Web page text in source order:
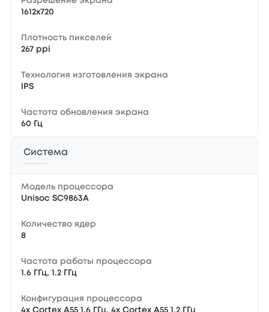
1612x720
Плотность пикселей
267 ppi
Технология изготовления экрана
IPS
Частота обновления экрана
60 Гц
Система
Модель процессора
Unisoc SC9863A
Количество ядер
8
Частота работы процессора
1.6 ГГц, 1.2 ГГц
Конфигурация процессора
4x Cortex A55 1.6 ГГц, 4x Cortex A55 1.2 ГГц